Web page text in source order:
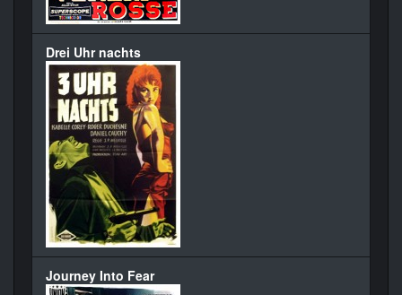
Drei Uhr nachts
Journey Into Fear